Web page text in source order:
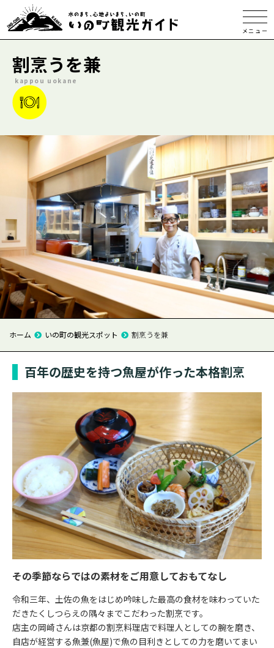
メニュー
割烹うを兼
kappou uokane
ホーム いの町の観光スポット 割烹うを兼
百年の歴史を持つ魚屋が作った本格割烹
その季節ならではの素材をご用意しておもてなし
令和三年、土佐の魚をはじめ吟味した最高の食材を味わっていた
だきたくしつらえの隅々までこだわった割烹です。
店主の岡崎さんは京都の割烹料理店で料理人としての腕を磨き、
自店が経営する魚兼(魚屋)で魚の目利きとしての力を磨いてまい